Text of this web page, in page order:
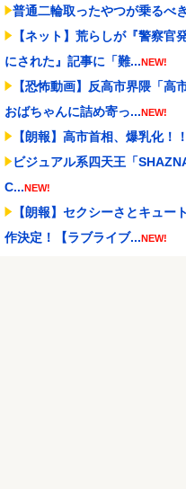
普通二輪取ったやつが乗るべ
【ネット】荒らしが『警察官
にされた』記事に「難...NEW!
【恐怖動画】反高市界隈「
おばちゃんに詰め寄っ...NEW!
【朗報】高市首相、爆乳化！
ビジュアル系四天王「
C...NEW!
【朗報】セクシーさとキュー
作決定！【ラブライブ...NEW!